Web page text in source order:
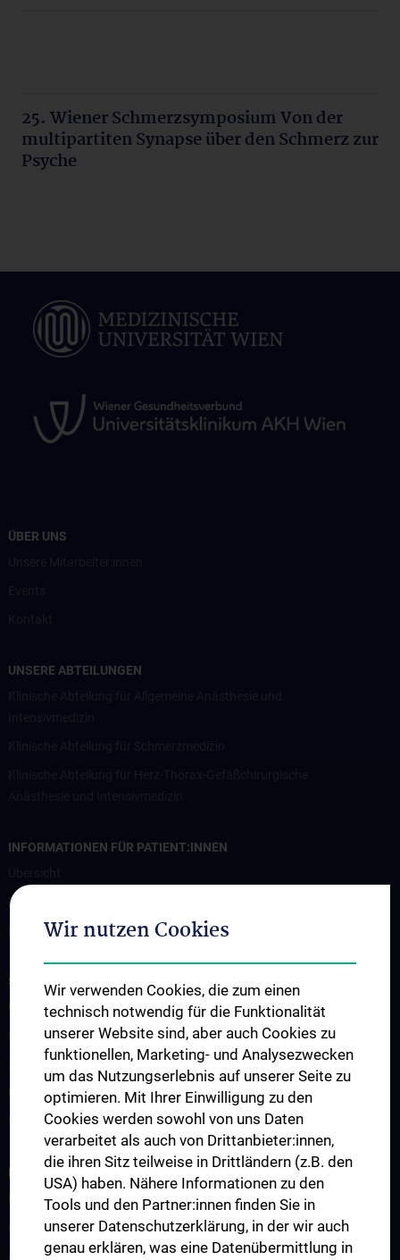
25. Wiener Schmerzsymposium Von der
multipartiten Synapse über den Schmerz zur
Psyche
ÜBER UNS
UNSERE ABTEILUNGEN
INFORMATIONEN FÜR PATIENT:INNEN
FAQs
Informationen zur Aufnahme von Intensivpatient:innen
STUDIUM, AUS- UND WEITERBILDUNG
Übersicht Ausbildung
Studium
Ausbildung
Fellows & Observer
Weiterbildung
FORSCHUNG
Überblick Forschung
Allgemeine Anästhesie und Intensivmedizin
Spezielle Anästhesie und Schmerztherapie
Wir nutzen Cookies
Wir verwenden Cookies, die zum einen
technisch notwendig für die Funktionalität
unserer Website sind, aber auch Cookies zu
funktionellen, Marketing- und Analysezwecken
um das Nutzungserlebnis auf unserer Seite zu
optimieren. Mit Ihrer Einwilligung zu den
Cookies werden sowohl von uns Daten
verarbeitet als auch von Drittanbieter:innen,
die ihren Sitz teilweise in Drittländern (z.B. den
USA) haben. Nähere Informationen zu den
Tools und den Partner:innen finden Sie in
unserer Datenschutzerklärung, in der wir auch
genau erklären, was eine Datenübermittlung in